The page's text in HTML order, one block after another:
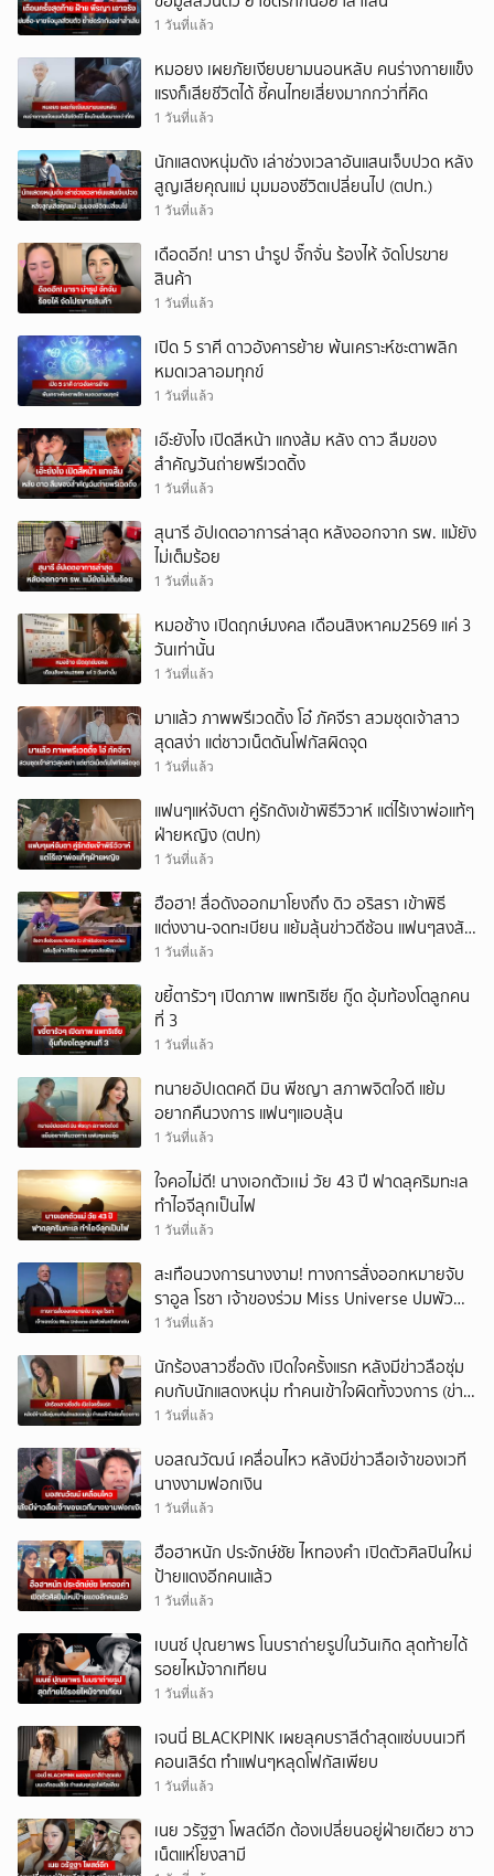
1 วันที่แล้ว
หมอยง เผยภัยเงียบยามนอนหลับ คนร่างกายแข็ง
แรงก็เสียชีวิตได้ ชี้คนไทยเสี่ยงมากกว่าที่คิด
1 วันที่แล้ว
นักแสดงหนุ่มดัง เล่าช่วงเวลาอันแสนเจ็บปวด หลัง
สูญเสียคุณแม่ มุมมองชีวิตเปลี่ยนไป (ตปท.)
1 วันที่แล้ว
เดือดอีก! นารา นำรูป จั๊กจั่น ร้องไห้ จัดโปรขาย
สินค้า
1 วันที่แล้ว
เปิด 5 ราศี ดาวอังคารย้าย พ้นเคราะห์ชะตาพลิก
หมดเวลาอมทุกข์
1 วันที่แล้ว
เอ๊ะยังไง เปิดสีหน้า แกงส้ม หลัง ดาว ลืมของ
สำคัญวันถ่ายพรีเวดดิ้ง
1 วันที่แล้ว
สุนารี อัปเดตอาการล่าสุด หลังออกจาก รพ. แม้ยัง
ไม่เต็มร้อย
1 วันที่แล้ว
หมอช้าง เปิดฤกษ์มงคล เดือนสิงหาคม2569 แค่ 3
วันเท่านั้น
1 วันที่แล้ว
มาแล้ว ภาพพรีเวดดิ้ง โอ๋ ภัคจีรา สวมชุดเจ้าสาว
สุดสง่า แต่ชาวเน็ตดันโฟกัสผิดจุด
1 วันที่แล้ว
แฟนๆแห่จับตา คู่รักดังเข้าพิธีวิวาห์ แต่ไร้เงาพ่อแท้ๆ
ฝ่ายหญิง (ตปท)
1 วันที่แล้ว
ฮือฮา! สื่อดังออกมาโยงถึง ดิว อริสรา เข้าพิธี
แต่งงาน-จดทะเบียน แย้มลุ้นข่าวดีซ้อน แฟนๆสงสัย
เพียบ
1 วันที่แล้ว
ขยี้ตารัวๆ เปิดภาพ แพทริเซีย กู๊ด อุ้มท้องโตลูกคน
ที่ 3
1 วันที่แล้ว
ทนายอัปเดตคดี มิน พีชญา สภาพจิตใจดี แย้ม
อยากคืนวงการ แฟนๆแอบลุ้น
1 วันที่แล้ว
ใจคอไม่ดี! นางเอกตัวเเม่ วัย 43 ปี ฟาดลุคริมทะเล
ทำไอจีลุกเป็นไฟ
1 วันที่แล้ว
สะเทือนวงการนางงาม! ทางการสั่งออกหมายจับ
ราอูล โรชา เจ้าของร่วม Miss Universe ปมพัวพัน
คดีฟอกเงิน
1 วันที่แล้ว
นักร้องสาวชื่อดัง เปิดใจครั้งแรก หลังมีข่าวลือซุ่ม
คบกับนักแสดงหนุ่ม ทำคนเข้าใจผิดทั้งวงการ (ข่าว
ต่างประเทศ)
1 วันที่แล้ว
บอสณวัฒน์ เคลื่อนไหว หลังมีข่าวลือเจ้าของเวที
นางงามฟอกเงิน
1 วันที่แล้ว
ฮือฮาหนัก ประจักษ์ชัย ไหทองคำ เปิดตัวศิลปินใหม่
ป้ายแดงอีกคนแล้ว
1 วันที่แล้ว
เบนซ์ ปุณยาพร โนบราถ่ายรูปในวันเกิด สุดท้ายได้
รอยไหม้จากเทียน
1 วันที่แล้ว
เจนนี่ BLACKPINK เผยลุคบราสีดำสุดแซ่บบนเวที
คอนเสิร์ต ทำแฟนๆหลุดโฟกัสเพียบ
1 วันที่แล้ว
เนย วรัฐฐา โพสต์อีก ต้องเปลี่ยนอยู่ฝ่ายเดียว ชาว
เน็ตแห่โยงสามี